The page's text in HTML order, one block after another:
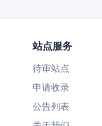
站点服务
待审站点
申请收录
公告列表